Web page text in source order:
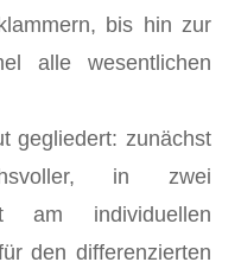
bis hin zur
alle wesentlichen
gegliedert: zunächst
in zwei
am individuellen
den differenzierten